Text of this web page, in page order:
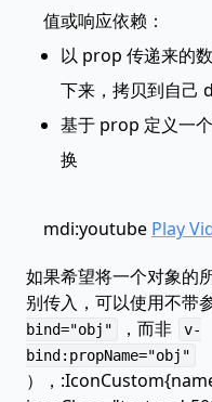
值或响应依赖：
以 prop 传递来的
下来，拷贝到自己
基于 prop 定义一
换
mdi:youtube Play
如果希望将一个对象的
别传入，可以使用不带
bind="obj"
，而非
v-
bind:propName="obj"
），